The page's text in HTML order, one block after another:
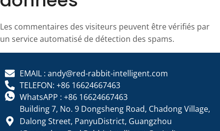
Les commentaires des visiteurs peuvent être vérifiés par
un service automatisé de détection des spams.
EMAIL : andy@red-rabbit-intelligent.com
TELEFON: +86 16624667463
WhatsAPP : +86 16624667463
Building 7, No. 9 Dongsheng Road, Chadong Village,
Dalong Street, PanyuDistrict, Guangzhou